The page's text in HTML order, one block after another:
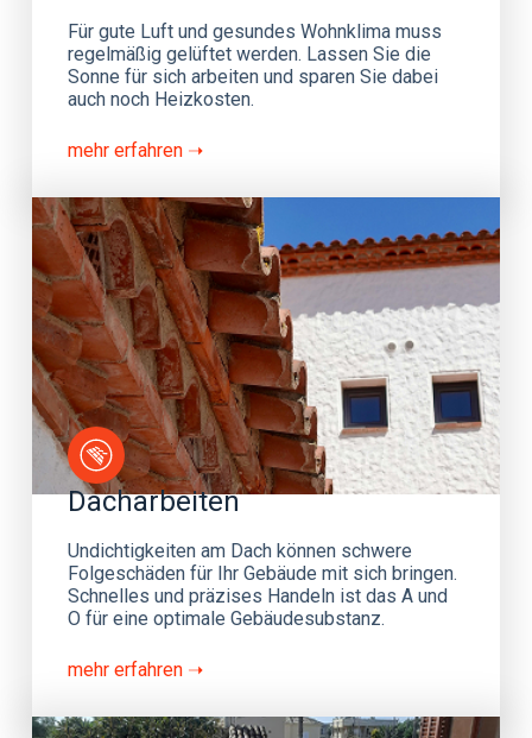
Für gute Luft und gesundes Wohnklima muss
regelmäßig gelüftet werden. Lassen Sie die
Sonne für sich arbeiten und sparen Sie dabei
auch noch Heizkosten.
mehr erfahren ➝
Dacharbeiten
Undichtigkeiten am Dach können schwere
Folgeschäden für Ihr Gebäude mit sich bringen.
Schnelles und präzises Handeln ist das A und
O für eine optimale Gebäudesubstanz.
mehr erfahren ➝